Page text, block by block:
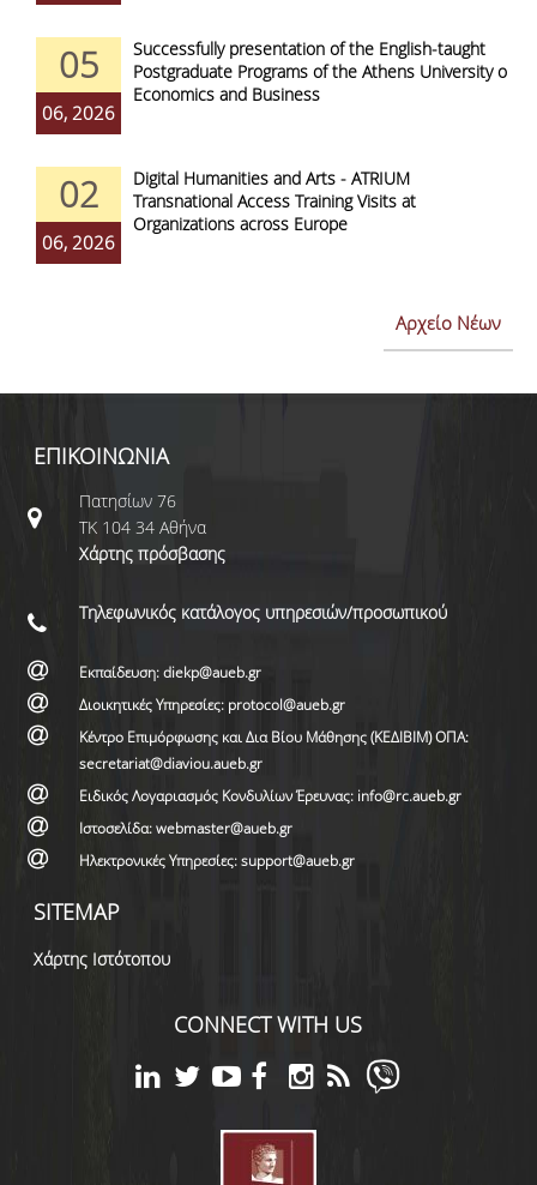
05
06, 2026
Successfully presentation of the English-taught
Postgraduate Programs of the Athens University of
Economics and Business
02
06, 2026
Digital Humanities and Arts - ATRIUM
Transnational Access Training Visits at
Organizations across Europe
Αρχείο Νέων
ΕΠΙΚΟΙΝΩΝΙΑ
Πατησίων 76
ΤΚ 104 34 Αθήνα
Χάρτης πρόσβασης
Τηλεφωνικός κατάλογος υπηρεσιών/προσωπικού
Εκπαίδευση: diekp@aueb.gr
Διοικητικές Υπηρεσίες: protocol@aueb.gr
Κέντρο Επιμόρφωσης και Δια Βίου Μάθησης (ΚΕΔΙΒΙΜ) ΟΠΑ:
secretariat@diaviou.aueb.gr
Ειδικός Λογαριασμός Κονδυλίων Έρευνας: info@rc.aueb.gr
Ιστοσελίδα: webmaster@aueb.gr
Ηλεκτρονικές Υπηρεσίες: support@aueb.gr
SITEMAP
Χάρτης Ιστότοπου
CONNECT WITH US